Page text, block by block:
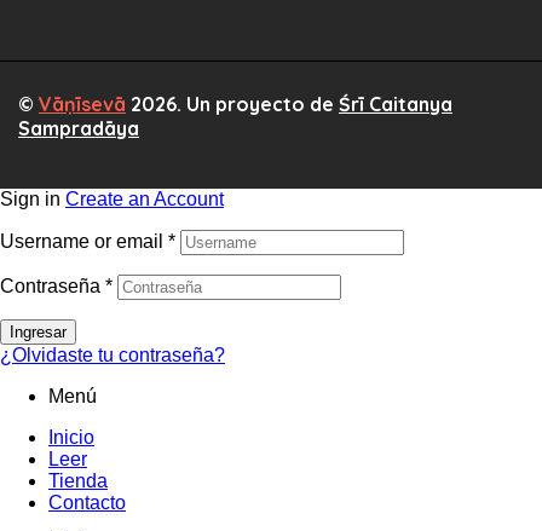
© Vāṇīsevā 2026. Un proyecto de Śrī Caitanya
Sampradāya
Sign in Create an Account
Username or email *
Contraseña *
Ingresar
¿Olvidaste tu contraseña?
Menú
Inicio
Leer
Tienda
Contacto